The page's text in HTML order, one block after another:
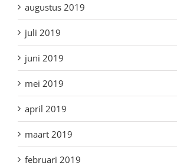
augustus 2019
juli 2019
juni 2019
mei 2019
april 2019
maart 2019
februari 2019